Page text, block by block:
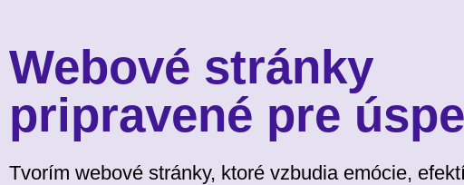
Webové stránky
pripravené pre
Tvorím webové stránky, ktoré vzbudia emócie,